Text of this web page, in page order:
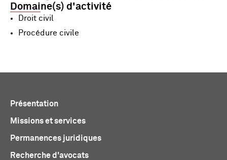
Domaine(s) d'activité
Droit civil
Procédure civile
Présentation
Missions et services
Permanences juridiques
Recherche d'avocats